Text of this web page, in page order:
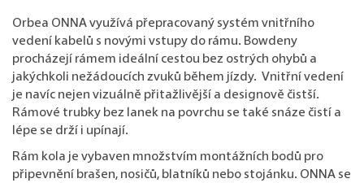
Orbea ONNA využívá přepracovaný systém vnitřního
vedení kabelů s novými vstupy do rámu. Bowdeny
procházejí rámem ideální cestou bez ostrých ohybů a
jakýchkoli nežádoucích zvuků během jízdy. Vnitřní vedení
je navíc nejen vizuálně přitažlivější a designově čistší.
Rámové trubky bez lanek na povrchu se také snáze čistí a
lépe se drží i upínají.
Rám kola je vybaven množstvím montážních bodů pro
připevnění brašen, nosičů, blatníků nebo stojánku. ONNA se